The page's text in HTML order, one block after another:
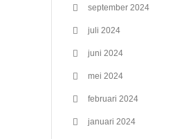
september 2024
juli 2024
juni 2024
mei 2024
februari 2024
januari 2024